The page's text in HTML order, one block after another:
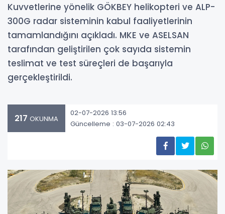
Kuvvetlerine yönelik GÖKBEY helikopteri ve ALP-
300G radar sisteminin kabul faaliyetlerinin
tamamlandığını açıkladı. MKE ve ASELSAN
tarafından geliştirilen çok sayıda sistemin
teslimat ve test süreçleri de başarıyla
gerçekleştirildi.
217 OKUNMA
02-07-2026 13:56
Güncelleme : 03-07-2026 02:43